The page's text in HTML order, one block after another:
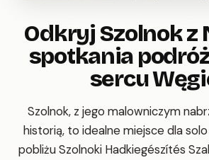
Odkryj Szolnok z
spotkania
sercu
Szolnok, z jego malowniczym
historią, to idealne miejsce dla
pobliżu Szolnoki Hadkiegészítés